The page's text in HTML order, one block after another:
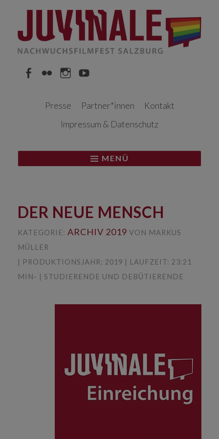
Inhalt
Presse
Partner*innen
Kontakt
Impressum & Datenschutz
MENÜ
DER NEUE MENSCH
KATEGORIE: ARCHIV 2019 VON MARKUS
MÜLLER
| PRODUKTIONSJAHR: 2019 | LAUFZEIT: 23:21
MIN- | STUDIERENDE UND DEBÜTIERENDE